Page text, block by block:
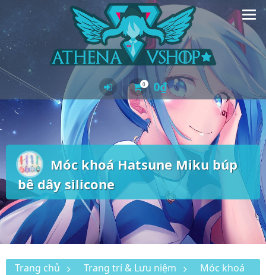
content
0 0₫
Móc khoá Hatsune Miku búp
bê dây silicone
Trang chủ Trang trí & Lưu niệm
Móc khoá